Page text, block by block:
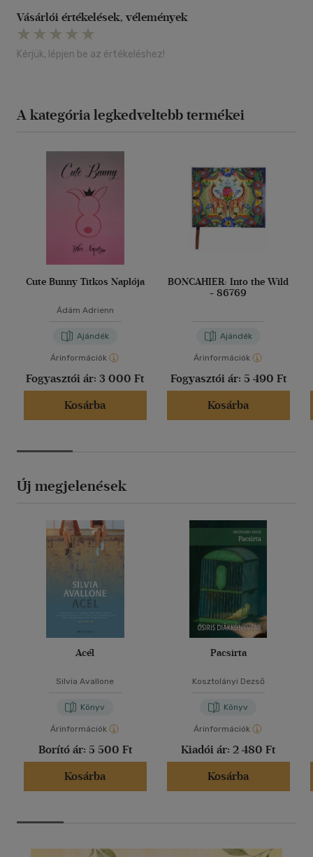
Vásárlói értékelések, vélemények
Kérjük, lépjen be az értékeléshez!
A kategória legkedveltebb termékei
Cute Bunny Titkos Naplója
Ádám Adrienn
Ajándék
Árinformációk
Fogyasztói ár: 3 000 Ft
Kosárba
BONCAHIER: Into the Wild
- 86769
Ajándék
Árinformációk
Fogyasztói ár: 5 490 Ft
Kosárba
Új megjelenések
Acél
Silvia Avallone
Könyv
Árinformációk
Borító ár: 5 500 Ft
Kosárba
Pacsirta
Kosztolányi Dezső
Könyv
Árinformációk
Kiadói ár: 2 480 Ft
Kosárba